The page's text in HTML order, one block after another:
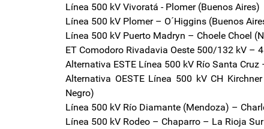
Línea 500 kV Vivoratá - Plomer (Buenos Aires)
Línea 500 kV Plomer – O´Higgins (Buenos
Línea 500 kV Puerto Madryn – Choele Choel
ET Comodoro Rivadavia Oeste 500/132 kV –
Alternativa ESTE Línea 500 kV Río Santa Cruz
Alternativa OESTE Línea 500 kV CH
Negro)
Línea 500 kV Río Diamante (Mendoza) –
Línea 500 kV Rodeo – Chaparro – La Rioja Sur